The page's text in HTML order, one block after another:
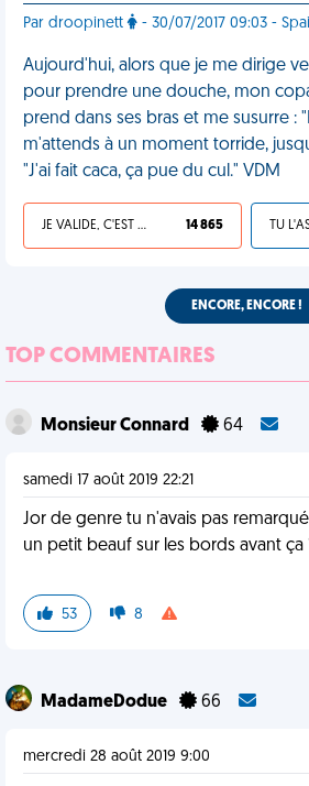
Par droopinett - 30/07/2017 09:03 -
Aujourd'hui, alors que je me dirige
pour prendre une douche, mon
prend dans ses bras et me susurre :
m'attends à un moment torride,
"J'ai fait caca, ça pue du cul." VDM
JE VALIDE, C'EST UNE VDM 14 865
ENCORE, ENCORE !
TOP COMMENTAIRES
Monsieur Connard 64
samedi 17 août 2019 22:21
Jor de genre tu n'avais pas
un petit beauf sur les bords avant ça
53 8
MadameDodue 66
mercredi 28 août 2019 9:00